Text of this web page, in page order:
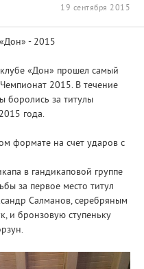
19 сентября 2015
- 2015
«Дон» прошел самый
2015. В течение
боролись за титулы
года.
формате на счет ударов с
в гандикаповой группе
за первое место титул
Салманов, серебряным
и бронзовую ступеньку